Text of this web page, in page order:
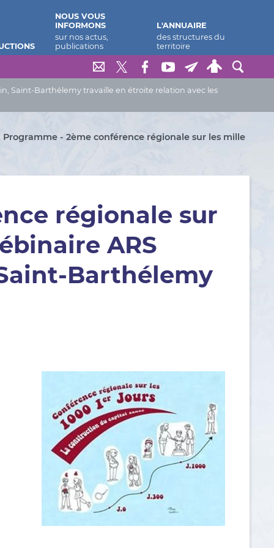
Saint-Barthélemy travaille en étroite relation avec les
NOUS VOUS
INFORMONS
L'ANNUAIRE
Programme - 2ème conférence régionale sur les mille
régionale sur
ARS
Barthélemy